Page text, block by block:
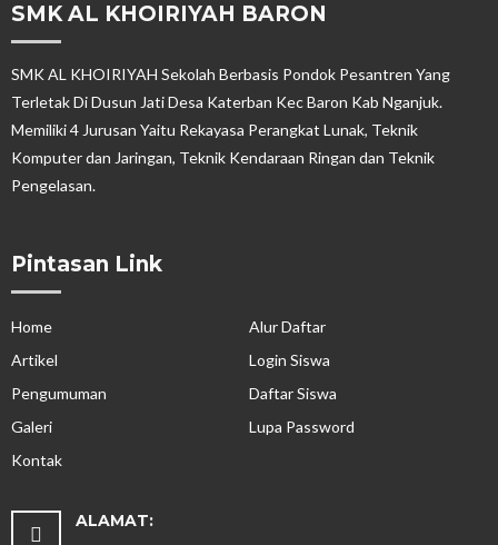
SMK AL KHOIRIYAH BARON
SMK AL KHOIRIYAH Sekolah Berbasis Pondok Pesantren Yang
Terletak Di Dusun Jati Desa Katerban Kec Baron Kab Nganjuk.
Memiliki 4 Jurusan Yaitu Rekayasa Perangkat Lunak, Teknik
Komputer dan Jaringan, Teknik Kendaraan Ringan dan Teknik
Pengelasan.
Pintasan Link
Home
Artikel
Pengumuman
Galeri
Kontak
Alur Daftar
Login Siswa
Daftar Siswa
Lupa Password
ALAMAT: